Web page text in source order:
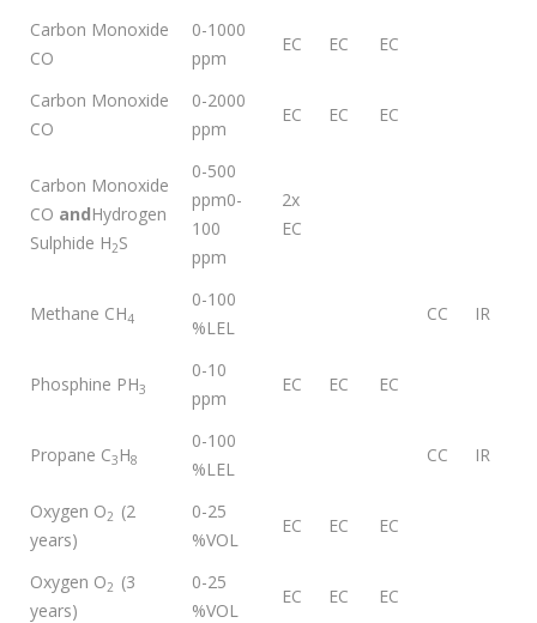
Carbon Monoxide
CO
0-1000
ppm
EC EC EC
Carbon Monoxide
CO
0-2000
ppm
EC EC EC
Carbon Monoxide
CO andHydrogen
Sulphide H2S
0-500
ppm0-
100
ppm
2x
EC
Methane CH4
0-100
%LEL
CC IR
Phosphine PH3
0-10
ppm
EC EC EC
Propane C3 H8
0-100
%LEL
CC IR
Oxygen O2 (2
years)
0-25
%VOL
EC EC EC
Oxygen O2 (3
years)
0-25
%VOL
EC EC EC